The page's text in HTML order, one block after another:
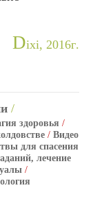
Dixi, 2016г.
/
здоровья /
/ Видео
для спасения
лечение
/